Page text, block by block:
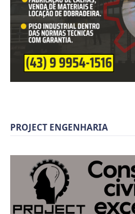
PROJECT ENGENHARIA